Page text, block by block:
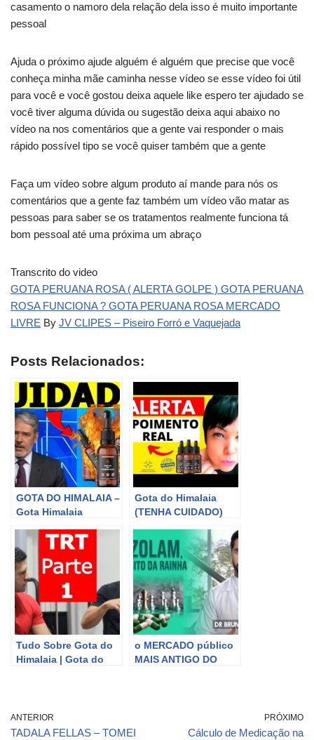
casamento o namoro dela relação dela isso é muito importante
pessoal
Ajuda o próximo ajude alguém é alguém que precise que você
conheça minha mãe caminha nesse vídeo se esse vídeo foi útil
para você e você gostou deixa aquele like espero ter ajudado se
você tiver alguma dúvida ou sugestão deixa aqui abaixo no
vídeo na nos comentários que a gente vai responder o mais
rápido possível tipo se você quiser também que a gente
Faça um vídeo sobre algum produto aí mande para nós os
comentários que a gente faz também um vídeo vão matar as
pessoas para saber se os tratamentos realmente funciona tá
bom pessoal até uma próxima um abraço
Transcrito do video
GOTA PERUANA ROSA ( ALERTA GOLPE ) GOTA PERUANA
ROSA FUNCIONA ? GOTA PERUANA ROSA MERCADO
LIVRE By JV CLIPES – Piseiro Forró e Vaquejada
Posts Relacionados:
GOTA DO HIMALAIA –
Gota Himalaia
Himalaia funciona
mesmo? Gota
Himalaia
depoimentos?
Gota do Himalaia
(TENHA CUIDADO)
FUNCIONA? Gota do
Himalaia é bom?
GOTA DO HIMALAIA
Tudo Sobre Gota do
Himalaia | Gota do
o MERCADO público
MAIS ANTIGO DO
ANTERIOR
TADALA FELLAS – TOMEI
PRÓXIMO
Cálculo de Medicação na